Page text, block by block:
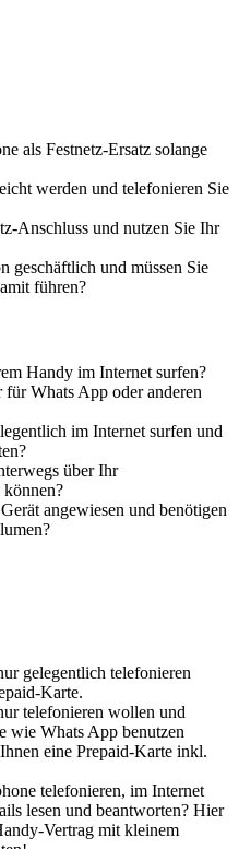
als Festnetz-Ersatz solange
werden und telefonieren Sie
Anschluss und nutzen Sie Ihr
geschäftlich und müssen Sie
führen?
Handy im Internet surfen?
Whats App oder anderen
im Internet surfen und
über Ihr
können?
angewiesen und benötigen
gelegentlich telefonieren
Karte.
telefonieren wollen und
wie Whats App benutzen
eine Prepaid-Karte inkl.
telefonieren, im Internet
lesen und beantworten? Hier
Vertrag mit kleinem